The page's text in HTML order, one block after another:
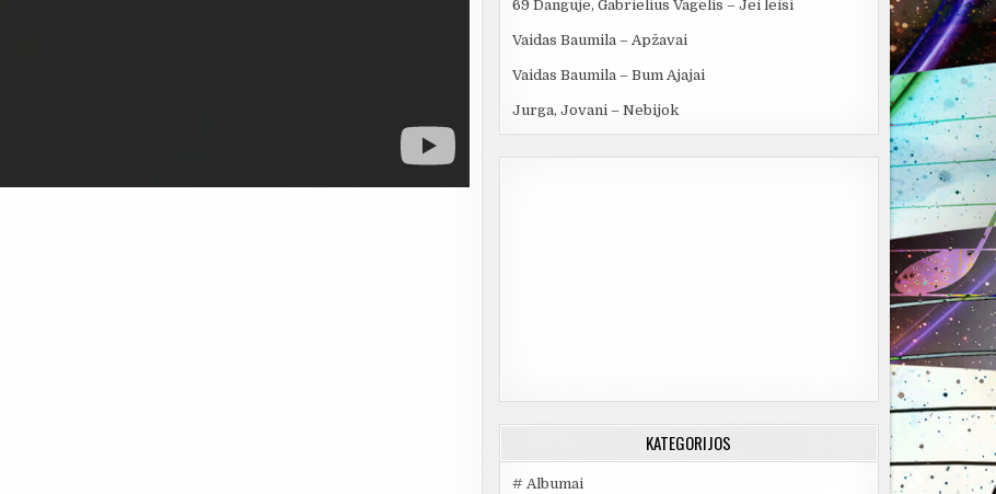
69 Danguje, Gabrielius Vagelis – Jei leisi
Vaidas Baumila – Apžavai
Vaidas Baumila – Bum Ajajai
Jurga, Jovani – Nebijok
KATEGORIJOS
# Albumai